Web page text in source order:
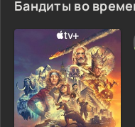
Бандиты во